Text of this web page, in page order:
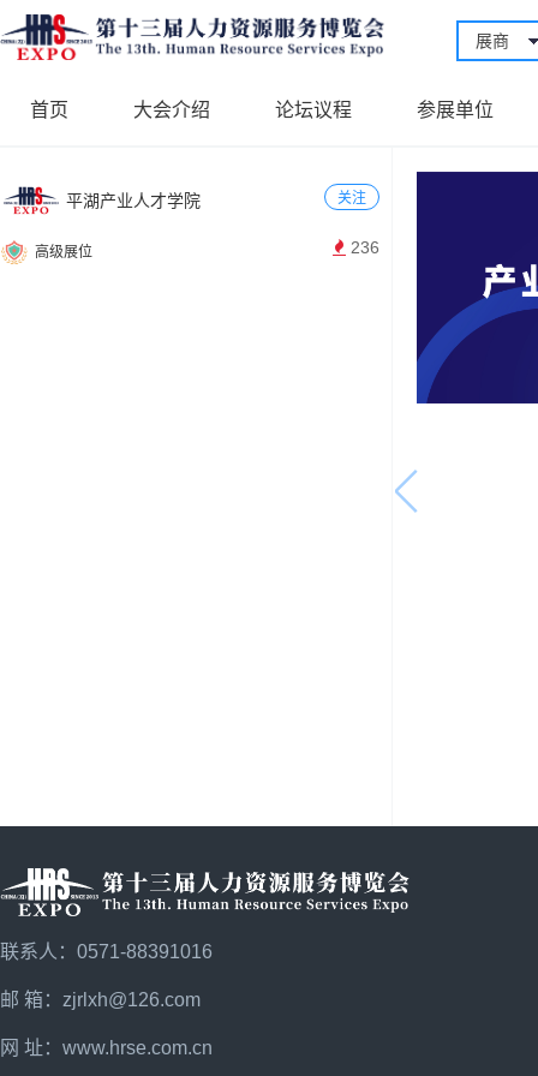
展商
首页 大会介绍 论坛议程 参展单位
平湖产业人才学院 关注
高级展位 236
联系人：0571-88391016
邮 箱：zjrlxh@126.com
网 址： www.hrse.com.cn